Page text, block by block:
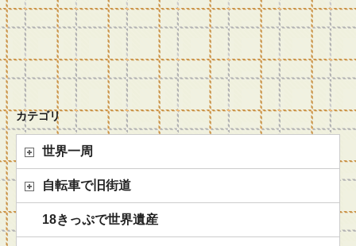
カテゴリ
世界一周
自転車で旧街道
18きっぷで世界遺産